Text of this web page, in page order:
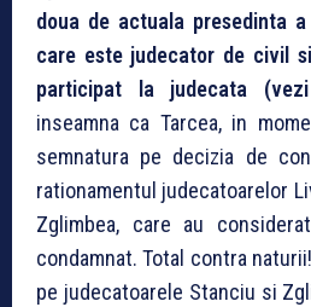
doua de actuala presedinta
care este judecator de civil
participat la judecata
inseamna ca Tarcea, in
semnatura pe decizia de
rationamentul judecatoarelor
Zglimbea, care au
condamnat. Total contra
pe judecatoarele Stanciu si